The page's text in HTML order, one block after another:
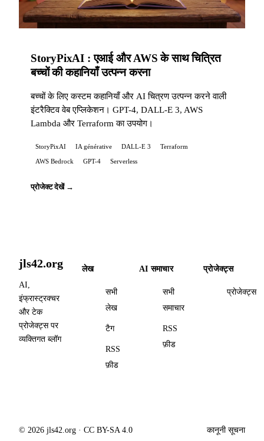
StoryPixAI : एआई और AWS के साथ चित्रित
बच्चों की कहानियाँ उत्पन्न करना
बच्चों के लिए कस्टम कहानियाँ और AI चित्रण उत्पन्न करने वाली
इंटरैक्टिव वेब एप्लिकेशन। GPT-4, DALL-E 3, AWS
Lambda और Terraform का उपयोग।
StoryPixAI IA générative DALL-E 3 Terraform
AWS Bedrock GPT-4 Serverless
प्रोजेक्ट देखें →
jls42.org
AI,
इंफ्रास्ट्रक्चर
और टेक
प्रोजेक्ट्स पर
व्यक्तिगत ब्लॉग
लेख
सभी
लेख
टैग
RSS
फ़ीड
AI समाचार
सभी
समाचार
RSS
फ़ीड
प्रोजेक्ट्स
प्रोजेक्ट्स
© 2026 jls42.org · CC BY-SA 4.0 कानूनी सूचना